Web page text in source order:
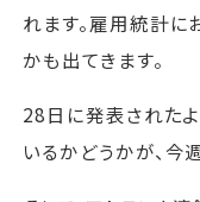
れます。雇用統計に
かも出てきます。
28日に発表された
いるかどうかが、今